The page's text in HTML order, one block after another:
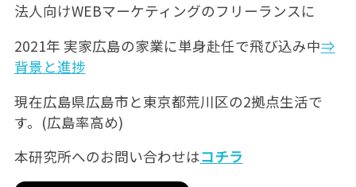
法人向けWEBマーケティングのフリーランスに
2021年 実家広島の家業に単身赴任で飛び込み中⇒
背景と進捗
現在広島県広島市と東京都荒川区の2拠点生活で
す。(広島率高め)
本研究所へのお問い合わせはコチラ